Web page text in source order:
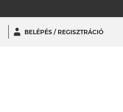
BELÉPÉS / REGISZTRÁCIÓ